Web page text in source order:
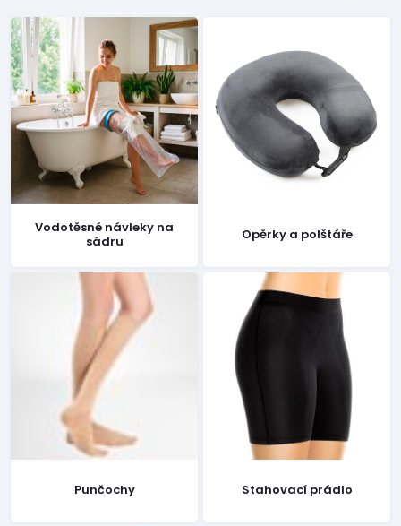
Vodotěsné návleky na
sádru
Opěrky a polštáře
Punčochy Stahovací prádlo